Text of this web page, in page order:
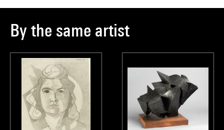
By the same artist